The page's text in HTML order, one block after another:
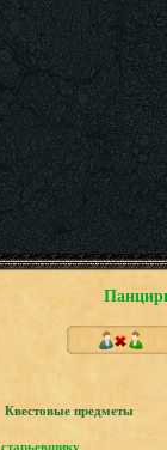
Квестовые предметы